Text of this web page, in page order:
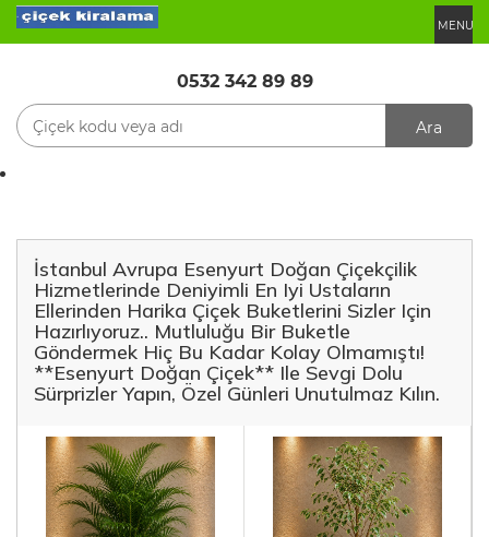
MENU
0532 342 89 89
Ara
İstanbul Avrupa Esenyurt Doğan Çiçekçilik
Hizmetlerinde Deniyimli En Iyi Ustaların
Ellerinden Harika Çiçek Buketlerini Sizler Için
Hazırlıyoruz.. Mutluluğu Bir Buketle
Göndermek Hiç Bu Kadar Kolay Olmamıştı!
**Esenyurt Doğan Çiçek** Ile Sevgi Dolu
Sürprizler Yapın, Özel Günleri Unutulmaz Kılın.